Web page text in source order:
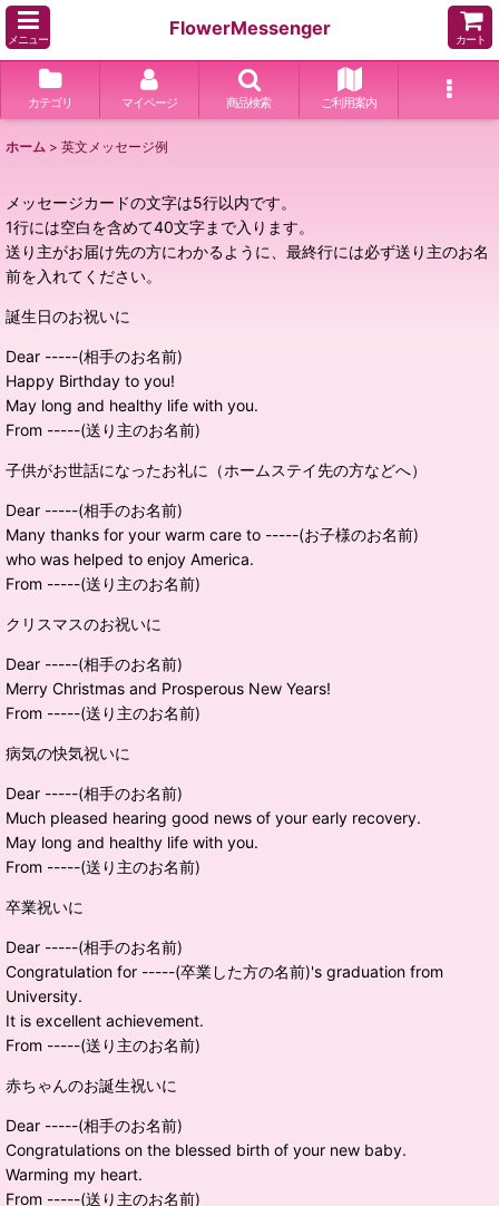
メニュー
FlowerMessenger
カート
カテゴリ マイページ 商品検索 ご利用案内
ホーム > 英文メッセージ例
メッセージカードの文字は5行以内です。
1行には空白を含めて40文字まで入ります。
送り主がお届け先の方にわかるように、 最終行には必ず送り主のお名
前を入れてください。
誕生日のお祝いに
Dear -----(相手のお名前)
Happy Birthday to you!
May long and healthy life with you.
From -----(送り主のお名前)
子供がお世話になったお礼に（ホームステイ先の方などへ）
Dear -----(相手のお名前)
Many thanks for your warm care to -----(お子様のお名前)
who was helped to enjoy America.
From -----(送り主のお名前)
クリスマスのお祝いに
Dear -----(相手のお名前)
Merry Christmas and Prosperous New Years!
From -----(送り主のお名前)
病気の快気祝いに
Dear -----(相手のお名前)
Much pleased hearing good news of your early recovery.
May long and healthy life with you.
From -----(送り主のお名前)
卒業祝いに
Dear -----(相手のお名前)
Congratulation for -----(卒業した方の名前)'s graduation from
University.
It is excellent achievement.
From -----(送り主のお名前)
赤ちゃんのお誕生祝いに
Dear -----(相手のお名前)
Congratulations on the blessed birth of your new baby.
Warming my heart.
From -----(送り主のお名前)